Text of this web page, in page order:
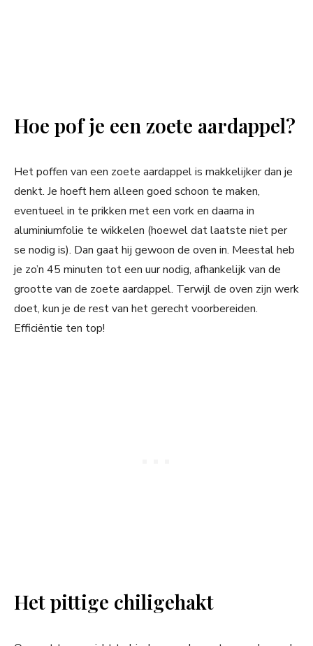
Hoe pof je een zoete aardappel?
Het poffen van een zoete aardappel is makkelijker dan je
denkt. Je hoeft hem alleen goed schoon te maken,
eventueel in te prikken met een vork en daarna in
aluminiumfolie te wikkelen (hoewel dat laatste niet per
se nodig is). Dan gaat hij gewoon de oven in. Meestal heb
je zo’n 45 minuten tot een uur nodig, afhankelijk van de
grootte van de zoete aardappel. Terwijl de oven zijn werk
doet, kun je de rest van het gerecht voorbereiden.
Efficiëntie ten top!
Het pittige chiligehakt